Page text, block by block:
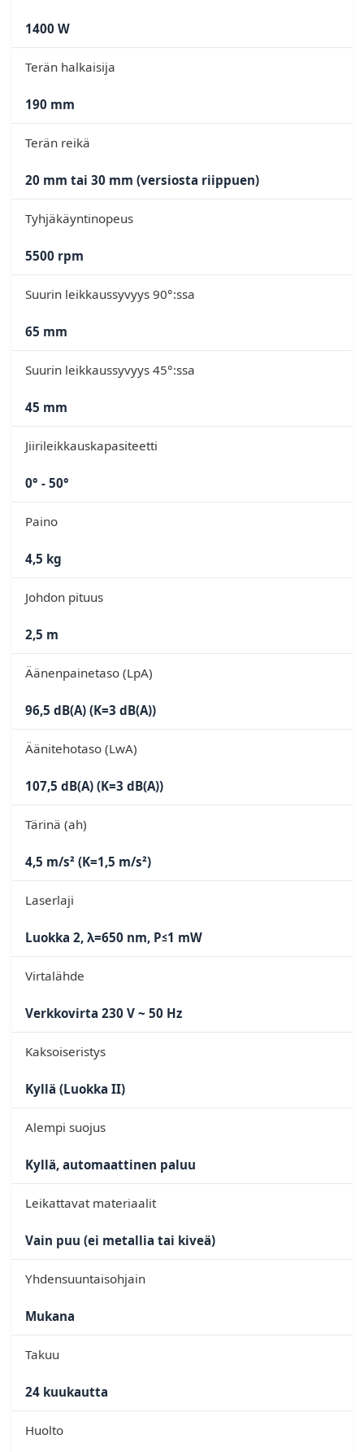
1400 W
Terän halkaisija
190 mm
Terän reikä
20 mm tai 30 mm (versiosta riippuen)
Tyhjäkäyntinopeus
5500 rpm
Suurin leikkaussyvyys 90°:ssa
65 mm
Suurin leikkaussyvyys 45°:ssa
45 mm
Jiirileikkauskapasiteetti
0° - 50°
Paino
4,5 kg
Johdon pituus
2,5 m
Äänenpainetaso (LpA)
96,5 dB(A) (K=3 dB(A))
Äänitehotaso (LwA)
107,5 dB(A) (K=3 dB(A))
Tärinä (ah)
4,5 m/s² (K=1,5 m/s²)
Laserlaji
Luokka 2, λ=650 nm, P≤1 mW
Virtalähde
Verkkovirta 230 V ~ 50 Hz
Kaksoiseristys
Kyllä (Luokka II)
Alempi suojus
Kyllä, automaattinen paluu
Leikattavat materiaalit
Vain puu (ei metallia tai kiveä)
Yhdensuuntaisohjain
Mukana
Takuu
24 kuukautta
Huolto